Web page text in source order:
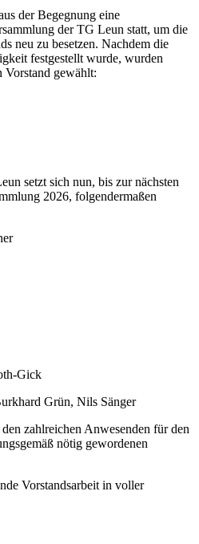
der Begegnung eine
der TG Leun statt, um die
neu zu besetzen. Nachdem die
festgestellt wurde, wurden
gewählt:
setzt sich nun, bis zur nächsten
2026, folgendermaßen
Gick
Grün, Nils Sänger
zahlreichen Anwesenden für den
nötig gewordenen
Vorstandsarbeit in voller